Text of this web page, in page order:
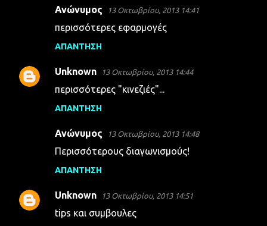
Ανώνυμος 13 Οκτωβρίου, 2013 14:41
περισσότερες εφαρμογές
ΑΠΆΝΤΗΣΗ
Unknown 13 Οκτωβρίου, 2013 14:44
περισσότερες "κινεζιές"...
ΑΠΆΝΤΗΣΗ
Ανώνυμος 13 Οκτωβρίου, 2013 14:48
Περισσότερους διαγωνισμούς!
ΑΠΆΝΤΗΣΗ
Unknown 13 Οκτωβρίου, 2013 14:51
tips και συμβουλες